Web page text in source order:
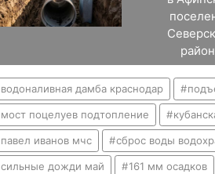
водоналивная дамба краснодар
мост поцелуев подтопление
павел иванов мчс сброс воды
сильные дожди май 161 мм осадков